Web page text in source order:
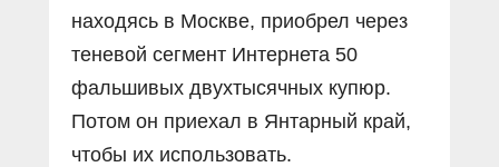
находясь в Москве, приобрел через
теневой сегмент Интернета 50
фальшивых двухтысячных купюр.
Потом он приехал в Янтарный край,
чтобы их использовать.